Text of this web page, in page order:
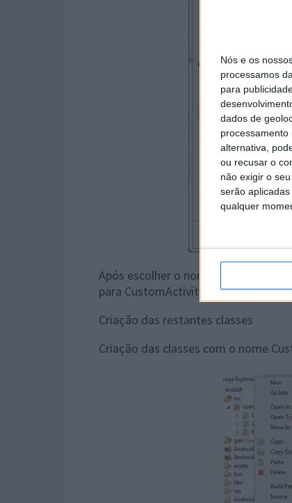
Nós e os
processamos
para
dados de
alternativa,
ou recusar o
não exigir o
serão
qualquer
Após escolher o nome do projeto
para CustomActivity e finish.
Criação das restantes classes
Criação das classes com o nome